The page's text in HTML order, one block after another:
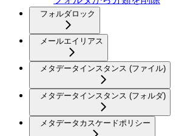
フォルダロック
メールエイリアス
メタデータインスタンス (ファイル)
メタデータインスタンス (フォルダ)
メタデータカスケードポリシー